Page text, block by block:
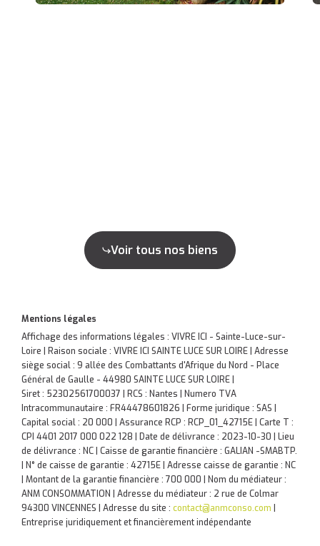
Voir tous nos biens
Mentions légales
Affichage des informations légales : VIVRE ICI - Sainte-Luce-sur-
Loire | Raison sociale : VIVRE ICI SAINTE LUCE SUR LOIRE | Adresse
siège social : 9 allée des Combattants d'Afrique du Nord - Place
Général de Gaulle - 44980 SAINTE LUCE SUR LOIRE |
Siret : 52302561700037 | RCS : Nantes | Numero TVA
Intracommunautaire : FR44478601826 | Forme juridique : SAS |
Capital social : 20 000 | Assurance RCP : RCP_01_42715E | Carte T :
CPI 4401 2017 000 022 128 | Date de délivrance : 2023-10-30 | Lieu
de délivrance : NC | Caisse de garantie financière : GALIAN -SMABTP.
| N° de caisse de garantie : 42715E | Adresse caisse de garantie : NC
| Montant de la garantie financière : 700 000 | Nom du médiateur :
ANM CONSOMMATION | Adresse du médiateur : 2 rue de Colmar
94300 VINCENNES | Adresse du site : contact@anmconso.com
Entreprise juridiquement et financièrement indépendante